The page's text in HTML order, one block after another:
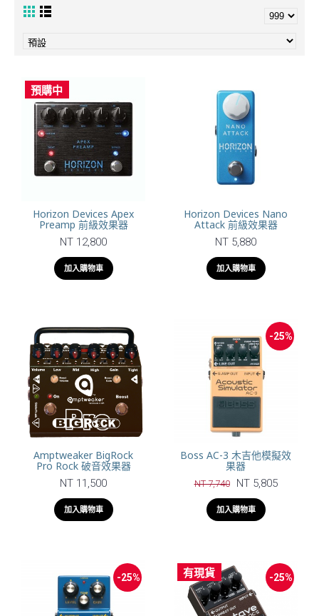
預購中
Horizon Devices Apex
Preamp 前級效果器
NT 12,800
加入購物車
Horizon Devices Nano
Attack 前級效果器
NT 5,880
加入購物車
Amptweaker BigRock
Pro Rock 破音效果器
NT 11,500
加入購物車
-25%
Boss AC-3 木吉他模擬效
果器
NT 7,740 NT 5,805
加入購物車
-25% -25%
有現貨